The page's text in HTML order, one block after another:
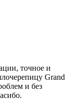
точное и
Grand
и без